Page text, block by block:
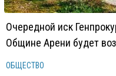
Очередной иск
Общине Арени будет
ОБЩЕСТВО